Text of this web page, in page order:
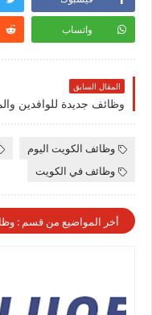
واتساب
المقال السابق
وظائف الكويت اليوم
وظائف في الكويت
أخر المواضيع من قسم :